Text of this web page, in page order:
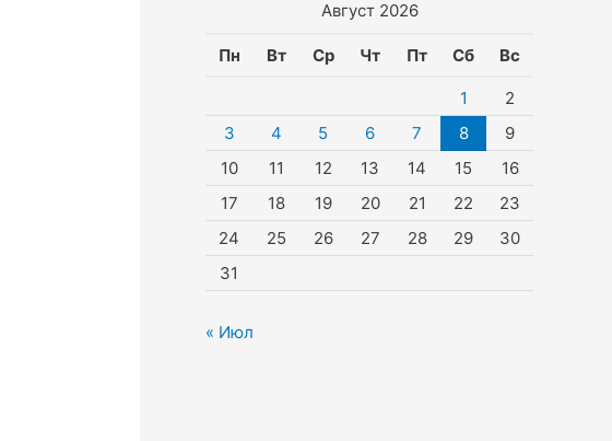
Август 2026
Пн Вт Ср Чт Пт Сб Вс
1
2
3
4 5 6 7 8
9
10
11 12 13 14 15
16
17
18 19 20 21 22
23
24
25 26 27 28 29
30
31
« Июл